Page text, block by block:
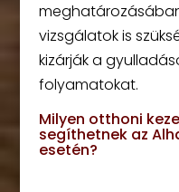
vizsgálatok is
kizárják a
folyamatokat.
Milyen otthoni
segíthetnek az
esetén?